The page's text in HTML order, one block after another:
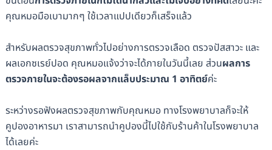
คุณหมอมือเบามากๆ ใช้เวลาแปปเดียวก็เสร็จแล้ว
สำหรับผลตรวจสุขภาพทั่วไปอย่างการตรวจเลือด ตรวจปัสสาวะ และ
ผลเอกซเรย์ปอด คุณหมอแจ้งว่าจะได้ภายในวันนี้เลย ส่วนผลการ
ตรวจภายในจะต้องรอผลจากแล็บประมาณ 1 อาทิตย์ค่ะ
ระหว่างรอฟังผลตรวจสุขภาพกับคุณหมอ ทางโรงพยาบาลก็จะให้
คูปองอาหารมา เราสามารถนำคูปองนี้ไปใช้กับร้านค้าในโรงพยาบาล
ได้เลยค่ะ